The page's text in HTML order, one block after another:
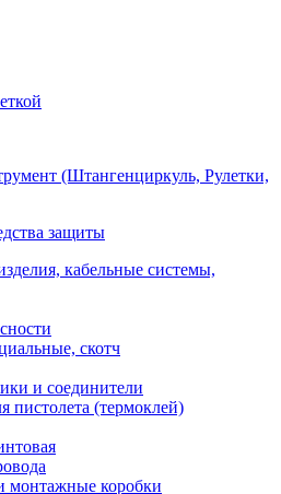
(Штангенциркуль, Рулетки,
защиты
кабельные системы,
скотч
и соединители
пистолета (термоклей)
монтажные коробки